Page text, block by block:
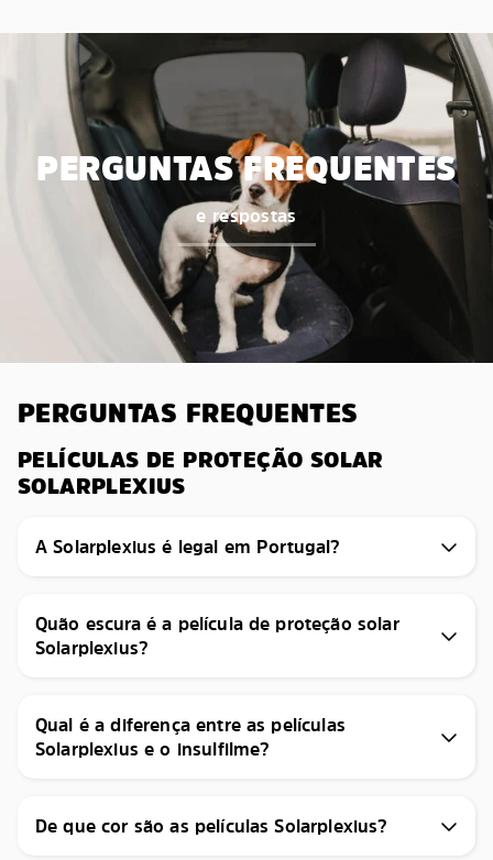
PERGUNTAS FREQUENTES
e respostas
PERGUNTAS FREQUENTES
PELÍCULAS DE PROTEÇÃO SOLAR
SOLARPLEXIUS
A Solarplexius é legal em Portugal?
Quão escura é a película de proteção solar
Solarplexius?
Qual é a diferença entre as películas
Solarplexius e o insulfilme?
De que cor são as películas Solarplexius?